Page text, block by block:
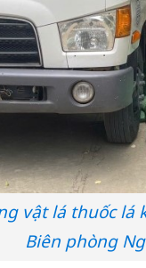
vật lá thuốc
Biên phòng